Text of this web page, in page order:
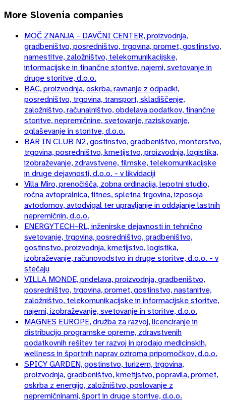
More Slovenia companies
MOČ ZNANJA – DAVČNI CENTER, proizvodnja,
gradbeništvo, posredništvo, trgovina, promet, gostinstvo,
namestitve, založništvo, telekomunikacijske,
informacijske in finančne storitve, najemi, svetovanje in
druge storitve, d.o.o.
BAC, proizvodnja, oskrba, ravnanje z odpadki,
posredništvo, trgovina, transport, skladiščenje,
založništvo, računalništvo, obdelava podatkov, finančne
storitve, nepremičnine, svetovanje, raziskovanje,
oglaševanje in storitve, d.o.o.
BAR IN CLUB N2, gostinstvo, gradbeništvo, monterstvo,
trgovina, posredništvo, kmetijstvo, proizvodnja, logistika,
izobraževanje, zdravstvene, filmske, telekomunikacijske
in druge dejavnosti, d.o.o. - v likvidaciji
Villa Miro, prenočišča, zobna ordinacija, lepotni studio,
ročna avtopralnica, fitnes, spletna trgovina, izposoja
avtodomov, avtodvigal ter upravljanje in oddajanje lastnih
nepremičnin, d.o.o.
ENERGYTECH-RL, inženirske dejavnosti in tehnično
svetovanje, trgovina, posredništvo, gradbeništvo,
gostinstvo, proizvodnja, kmetijstvo, logistika,
izobraževanje, računovodstvo in druge storitve, d.o.o. - v
stečaju
VILLA MONDE, pridelava, proizvodnja, gradbeništvo,
posredništvo, trgovina, promet, gostinstvo, nastanitve,
založništvo, telekomunikacijske in informacijske storitve,
najemi, izobraževanje, svetovanje in storitve, d.o.o.
MAGNES EUROPE, družba za razvoj, licenciranje in
distribucijo programske opreme, zdravstvenih
podatkovnih rešitev ter razvoj in prodajo medicinskih,
wellness in športnih naprav oziroma pripomočkov, d.o.o.
SPICY GARDEN, gostinstvo, turizem, trgovina,
proizvodnja, gradbeništvo, kmetijstvo, popravila, promet,
oskrba z energijo, založništvo, poslovanje z
nepremičninami, šport in druge storitve, d.o.o.